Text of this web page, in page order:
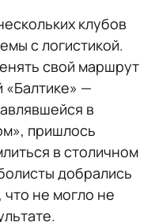
клубов
с логистикой.
свой маршрут
«Балтике» —
в
пришлось
в столичном
добрались
что не могло не